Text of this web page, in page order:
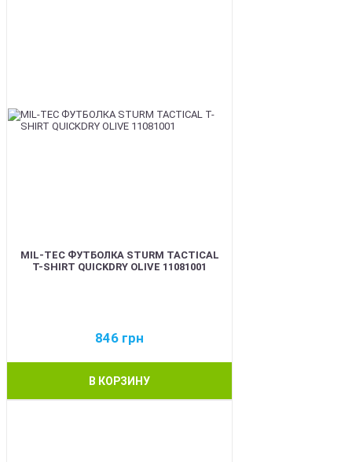
MIL-TEC ФУТБОЛКА STURM TACTICAL
T-SHIRT QUICKDRY OLIVE 11081001
846 грн
В КОРЗИНУ